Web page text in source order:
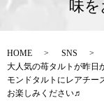
味
HOME
SNS
大人気の苺タルトが昨日
モンドタルトにレアチー
お楽しみください♬